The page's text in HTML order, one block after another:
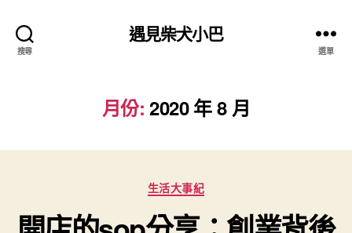
搜尋
遇見柴犬小巴
選單
月份: 2020 年 8 月
分
類
生活大事紀